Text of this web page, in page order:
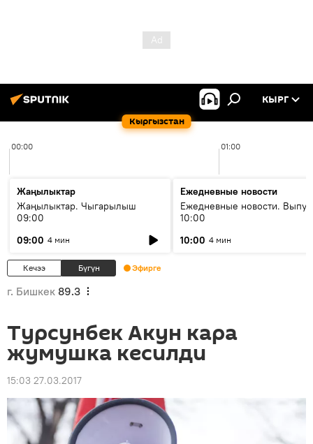
Кыргызстан
КЫРГ
00:00 01:00
Жаңылыктар
Жаңылыктар. Чыгарылыш
09:00
09:00 4 мин
Ежедневные новости
Ежедневные новости.
10:00
10:00 4 мин
Кечээ Бүгүн Эфирге
г. Бишкек 89.3
Турсунбек Акун кара
жумушка кесилди
15:03 27.03.2017